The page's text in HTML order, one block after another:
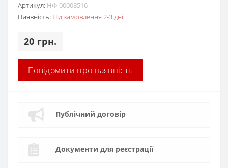
Артикул: НФ-00008516
Наявність: Під замовлення 2-3 дні
20 грн.
Повідомити про наявність
Публічний договір
Документи для реєстрації